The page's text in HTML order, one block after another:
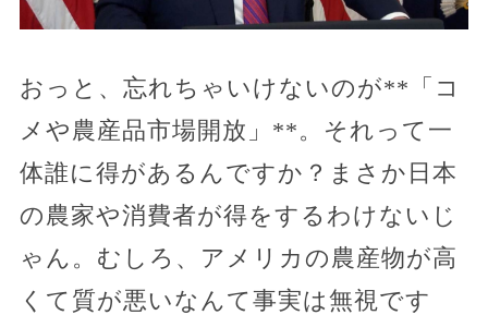
おっと、忘れちゃいけないのが**「コ
メや農産品市場開放」**。それって一
体誰に得があるんですか？まさか日本
の農家や消費者が得をするわけないじ
ゃん。むしろ、アメリカの農産物が高
くて質が悪いなんて事実は無視です